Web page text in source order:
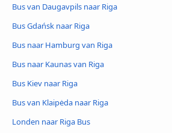
Bus van Daugavpils naar Riga
Bus Gdańsk naar Riga
Bus naar Hamburg van Riga
Bus naar Kaunas van Riga
Bus Kiev naar Riga
Bus van Klaipėda naar Riga
Londen naar Riga Bus